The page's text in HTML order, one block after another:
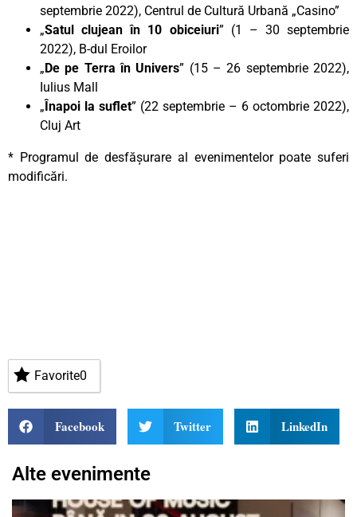
septembrie 2022), Centrul de Cultură Urbană „Casino”
„Satul clujean în 10 obiceiuri” (1 – 30 septembrie
2022), B-dul Eroilor
„De pe Terra în Univers” (15 – 26 septembrie 2022),
Iulius Mall
„Înapoi la suflet” (22 septembrie – 6 octombrie 2022),
Cluj Art
* Programul de desfășurare al evenimentelor poate suferi
modificări.
Favorite0
Facebook Twitter LinkedIn
Alte evenimente